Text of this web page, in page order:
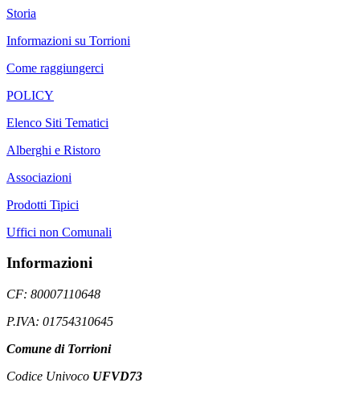
Storia
Informazioni su Torrioni
Come raggiungerci
POLICY
Elenco Siti Tematici
Alberghi e Ristoro
Associazioni
Prodotti Tipici
Uffici non Comunali
Informazioni
CF: 80007110648
P.IVA: 01754310645
Comune di Torrioni
Codice Univoco UFVD73